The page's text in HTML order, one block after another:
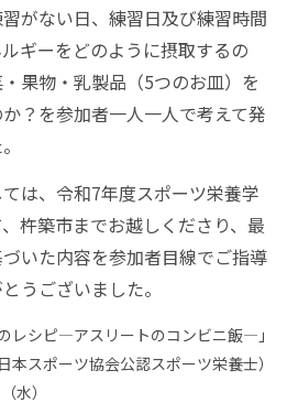
がない日、練習日及び練習時間
ギーをどのように摂取するの
果物・乳製品（5つのお皿）を
？を参加者一人一人で考えて発
は、令和7年度スポーツ栄養学
杵築市までお越しくださり、最
いた内容を参加者目線でご指導
うございました。
シピ―アスリートのコンビニ飯―」
スポーツ協会公認スポーツ栄養士）
水）